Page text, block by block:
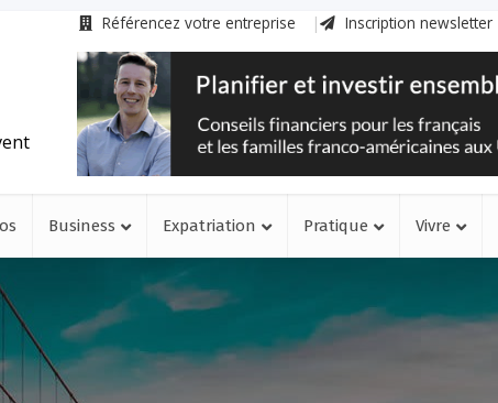
Référencez votre entreprise Inscription newsletter
Business Expatriation Pratique Vivre